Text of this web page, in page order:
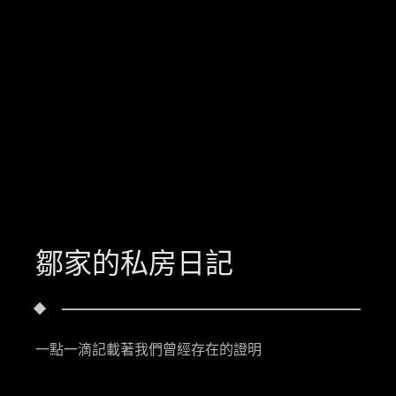
鄒家的私房日記
一點一滴記載著我們曾經存在的證明